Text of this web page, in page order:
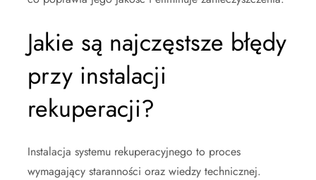
Jakie są najczęstsze błędy
przy instalacji
rekuperacji?
Instalacja systemu rekuperacyjnego to proces
wymagający staranności oraz wiedzy technicznej.